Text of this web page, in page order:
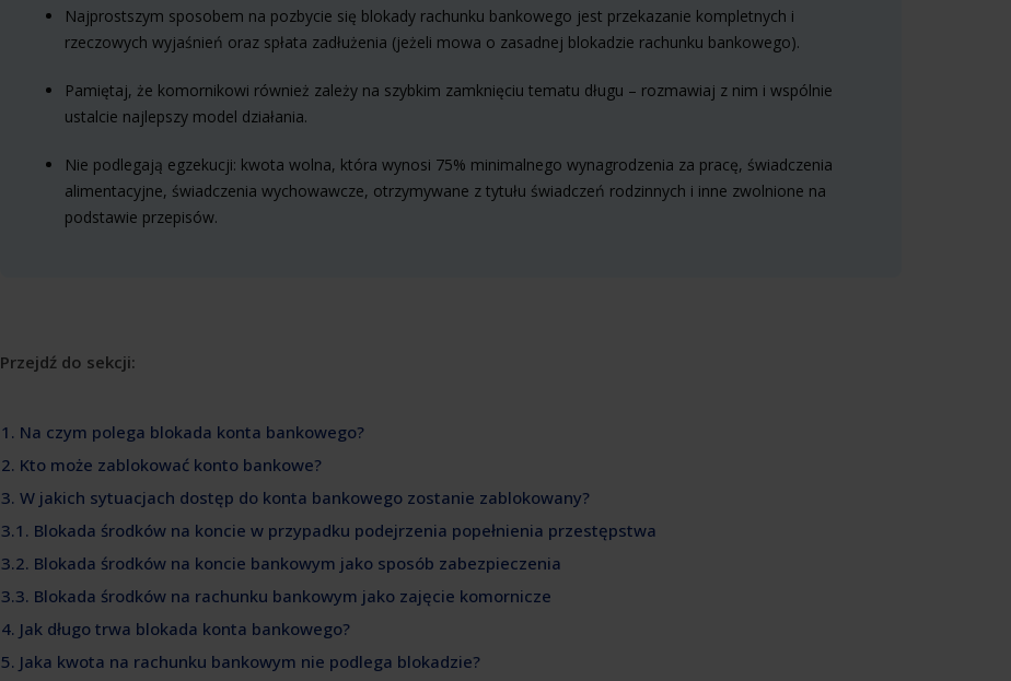
Najprostszym sposobem na pozbycie się blokady rachunku bankowego jest przekazanie kompletnych i
rzeczowych wyjaśnień oraz spłata zadłużenia (jeżeli mowa o zasadnej blokadzie rachunku bankowego).
Pamiętaj, że komornikowi również zależy na szybkim zamknięciu tematu długu – rozmawiaj z nim i wspólnie
ustalcie najlepszy model działania.
Nie podlegają egzekucji: kwota wolna, która wynosi 75% minimalnego wynagrodzenia za pracę, świadczenia
alimentacyjne, świadczenia wychowawcze, otrzymywane z tytułu świadczeń rodzinnych i inne zwolnione na
podstawie przepisów.
Przejdź do sekcji:
1. Na czym polega blokada konta bankowego?
2. Kto może zablokować konto bankowe?
3. W jakich sytuacjach dostęp do konta bankowego zostanie zablokowany?
3.1. Blokada środków na koncie w przypadku podejrzenia popełnienia przestępstwa
3.2. Blokada środków na koncie bankowym jako sposób zabezpieczenia
3.3. Blokada środków na rachunku bankowym jako zajęcie komornicze
4. Jak długo trwa blokada konta bankowego?
5. Jaka kwota na rachunku bankowym nie podlega blokadzie?